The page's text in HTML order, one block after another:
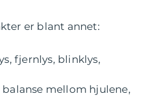
er blant annet:
fjernlys, blinklys,
mellom hjulene,